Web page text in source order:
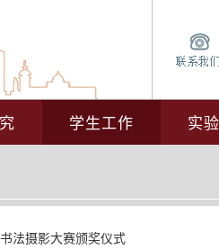
学生工作 实
法摄影大赛颁奖仪式